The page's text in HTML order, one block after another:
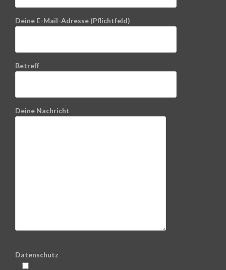
Deine E-Mail-Adresse (Pflichtfeld)
Betreff
Deine Nachricht
Datenschutz